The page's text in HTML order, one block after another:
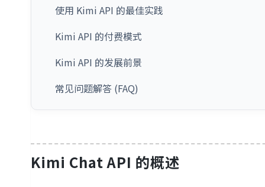
使用 Kimi API 的最佳实践
Kimi API 的付费模式
Kimi API 的发展前景
常见问题解答 (FAQ)
Kimi Chat API 的概述